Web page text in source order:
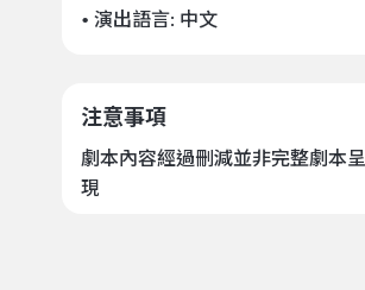
• 演出語言: 中文
注意事項
劇本內容經過刪減並非完整劇本呈
現